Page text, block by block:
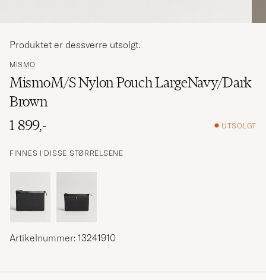
MISMO
MismoM/S Nylon Pouch LargeNavy/Dark
Brown
1 899,-
UTSOLGT
FINNES I DISSE STØRRELSENE
Produktet er dessverre utsolgt.
Artikelnummer: 13241910